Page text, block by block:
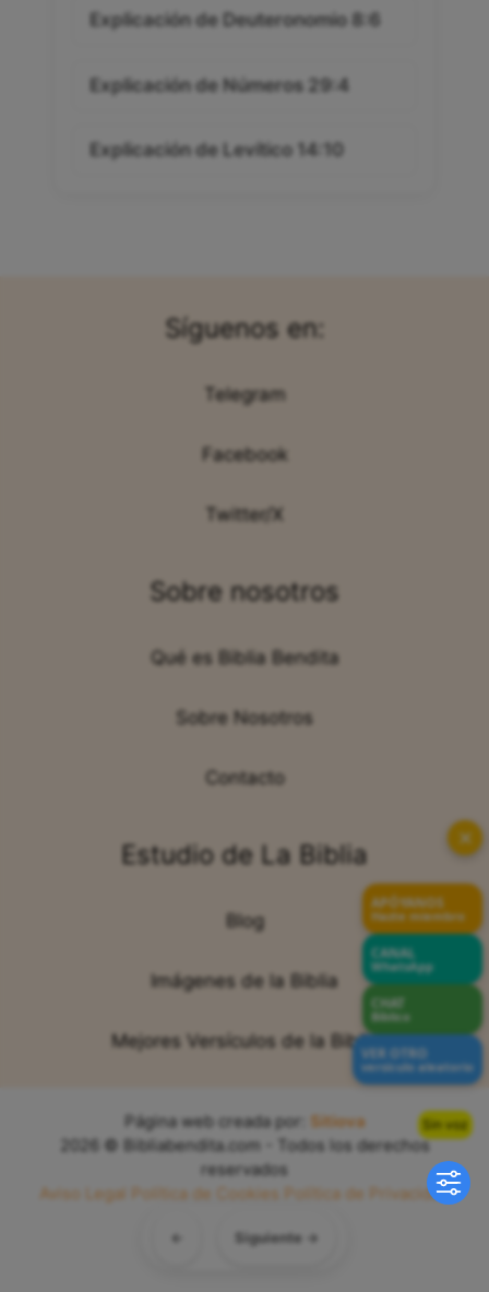
← Siguiente →
Sin voz
Explicación de Deuteronomio 8:6
Explicación de Números 29:4
Explicación de Levítico 14:10
Síguenos en:
Telegram
Facebook
Twitter/X
Sobre nosotros
Qué es Biblia Bendita
Sobre Nosotros
Contacto
Estudio de La Biblia
Blog
Imágenes de la Biblia
Mejores Versículos de la Biblia
Página web creada por:
Sitiova
2026 © Bibliabendita.com - Todos los derechos
reservados
Aviso Legal
Política de Cookies
Política de Privacidad
✕
APÓYANOS
Hazte miembro
CANAL
WhatsApp
CHAT
Bíblico
VER OTRO
versículo aleatorio